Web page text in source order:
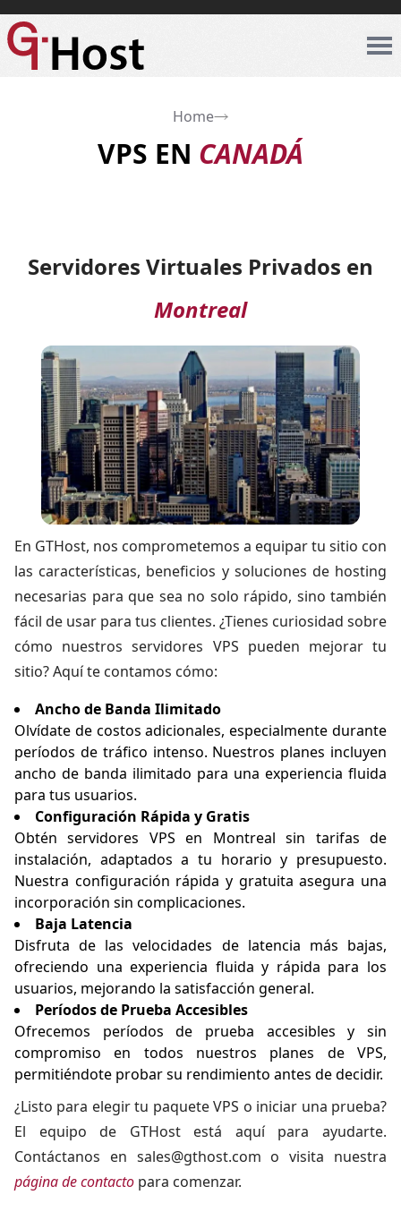
Home
VPS EN CANADÁ
Servidores Virtuales Privados en
Montreal
En GTHost, nos comprometemos a equipar tu sitio con
las características, beneficios y soluciones de hosting
necesarias para que sea no solo rápido, sino también
fácil de usar para tus clientes. ¿Tienes curiosidad sobre
cómo nuestros servidores VPS pueden mejorar tu
sitio? Aquí te contamos cómo:
Ancho de Banda Ilimitado
Olvídate de costos adicionales, especialmente durante
períodos de tráfico intenso. Nuestros planes incluyen
ancho de banda ilimitado para una experiencia fluida
para tus usuarios.
Configuración Rápida y Gratis
Obténservidores VPS en Montreal sin tarifas de
instalación, adaptados a tu horario y presupuesto.
Nuestra configuración rápida y gratuita asegura una
incorporación sin complicaciones.
Baja Latencia
Disfruta de las velocidades de latencia más bajas,
ofreciendo una experiencia fluida y rápida para los
usuarios, mejorando la satisfacción general.
Períodos de Prueba Accesibles
Ofrecemos períodos de prueba accesibles y sin
compromiso en todos nuestros planes de VPS,
permitiéndote probar su rendimiento antes de decidir.
¿Listo para elegir tu paquete VPS o iniciar una prueba?
El equipo de GTHost está aquí para ayudarte.
Contáctanos en sales@gthost.com o visita nuestra
página de contacto para comenzar.